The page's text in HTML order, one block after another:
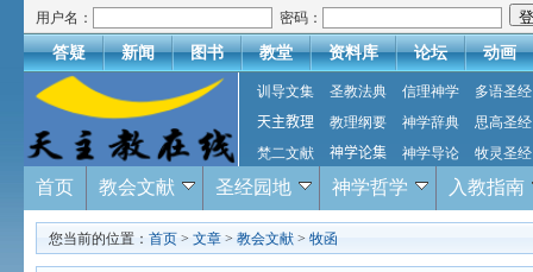
用户名： 密码：
答疑 新闻 图书 教堂 资料库 论坛 动画
训导文集 圣教法典 信理神学
多语圣经
天主教理
教理纲要 神学辞典
思高圣经
梵二文献
神学论集 神学导论 牧灵圣经
首页 教会文献 圣经园地 神学哲学 入教指南
您当前的位置： 首页 > 文章 > 教会文献 > 牧函